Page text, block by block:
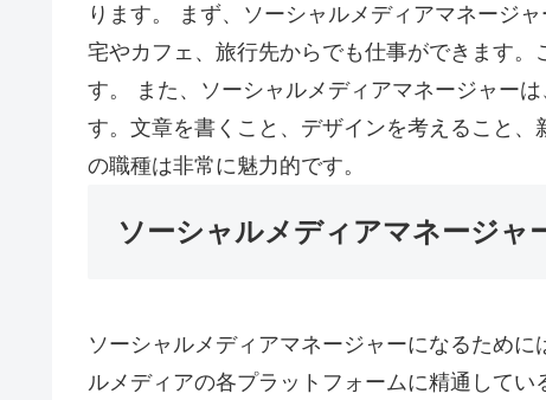
ります。 まず、ソーシャルメディアマネージ
宅やカフェ、旅行先からでも仕事ができます
す。 また、ソーシャルメディアマネージャー
す。文章を書くこと、デザインを考えること
の職種は非常に魅力的です。
ソーシャルメディアマネージャ
ソーシャルメディアマネージャーになるため
ルメディアの各プラットフォームに精通してい